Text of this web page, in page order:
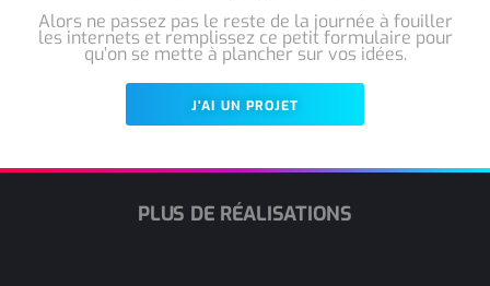
Alors ne passez pas le reste de la journée à fouiller
les internets et remplissez ce petit formulaire pour
qu’on se mette à plancher sur vos idées.
J'AI UN PROJET
PLUS DE RÉALISATIONS